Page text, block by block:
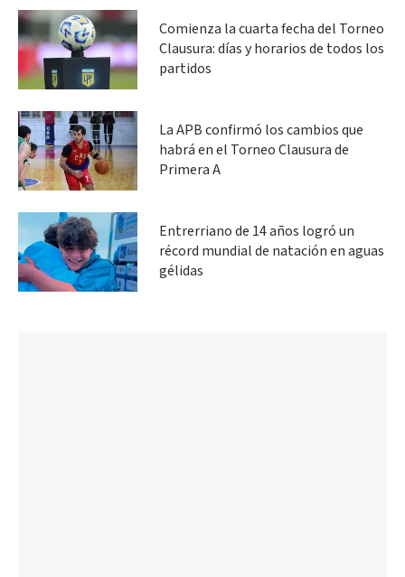
Comienza la cuarta fecha del Torneo
Clausura: días y horarios de todos los
partidos
La APB confirmó los cambios que
habrá en el Torneo Clausura de
Primera A
Entrerriano de 14 años logró un
récord mundial de natación en aguas
gélidas